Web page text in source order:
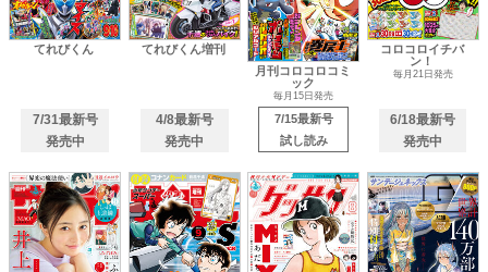
7/31最新号
発売中
4/8最新号
発売中
月刊コロコロコミ
ック
毎月15日発売
7/15最新号
試し読み
コロコロイチバ
6/18最新号
発売中